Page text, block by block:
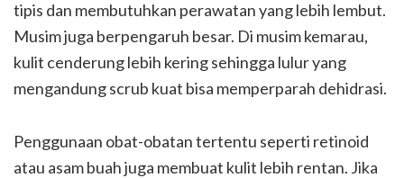
tipis dan membutuhkan perawatan yang lebih lembut.
Musim juga berpengaruh besar. Di musim kemarau,
kulit cenderung lebih kering sehingga lulur yang
mengandung scrub kuat bisa memperparah dehidrasi.
Penggunaan obat-obatan tertentu seperti retinoid
atau asam buah juga membuat kulit lebih rentan. Jika